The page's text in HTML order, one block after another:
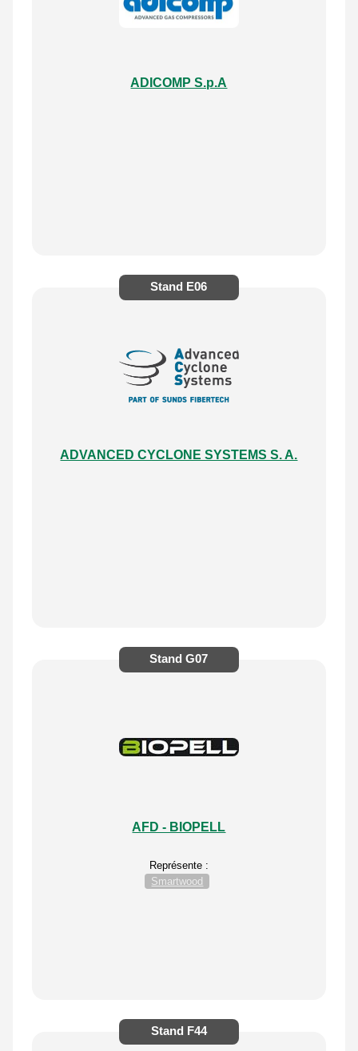
ADICOMP S.p.A
Stand E06
ADVANCED CYCLONE SYSTEMS S. A.
Stand G07
AFD - BIOPELL
Représente :
Smartwood
Stand F44